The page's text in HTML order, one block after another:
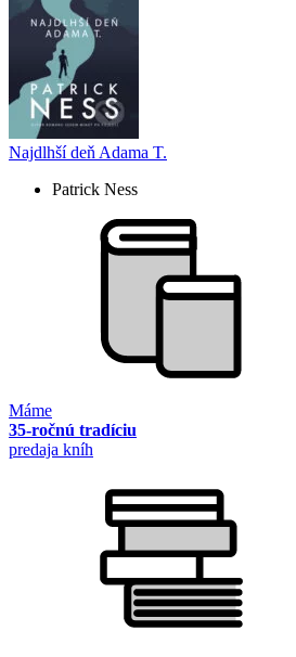
Najdlhší deň Adama T.
Patrick Ness
Máme
35-ročnú tradíciu
predaja kníh